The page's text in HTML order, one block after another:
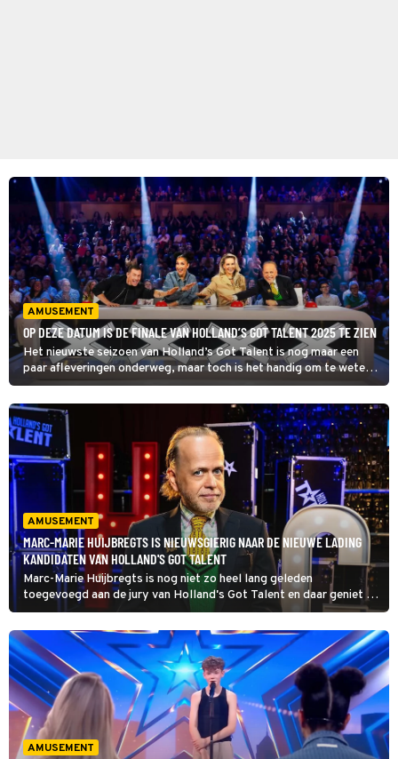
AMUSEMENT
OP DEZE DATUM IS DE FINALE VAN HOLLAND’S GOT TALENT 2025 TE ZIEN
Het nieuwste seizoen van Holland’s Got Talent is nog maar een
paar afleveringen onderweg, maar toch is het handig om te weten
wanneer we de grote finale van de talentenjacht kunnen
verwachten.
AMUSEMENT
MARC-MARIE HUIJBREGTS IS NIEUWSGIERIG NAAR DE NIEUWE LADING
KANDIDATEN VAN HOLLAND'S GOT TALENT
Marc-Marie Huijbregts is nog niet zo heel lang geleden
toegevoegd aan de jury van Holland's Got Talent en daar geniet hij
met volle teugen van.
AMUSEMENT